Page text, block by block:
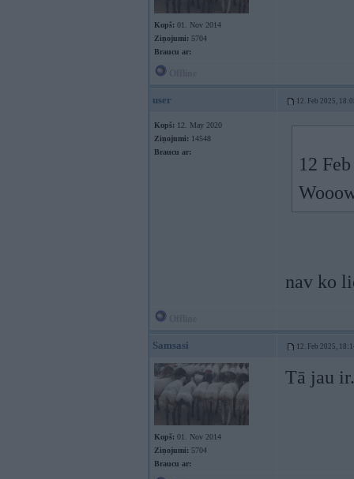
Kopš: 01. Nov 2014
Ziņojumi: 5704
Braucu ar:
user 12. Feb 2025,
Kopš: 12. May 2020
Ziņojumi: 14548
Braucu ar:
12
nav ko
Samsasi 12. Feb 2025,
Kopš: 01. Nov 2014
Ziņojumi: 5704
Braucu ar:
Tā jau